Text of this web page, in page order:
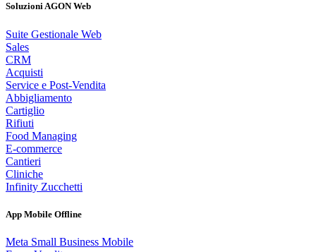
Soluzioni AGON Web
Suite Gestionale Web
Sales
CRM
Acquisti
Service e Post-Vendita
Abbigliamento
Cartiglio
Rifiuti
Food Managing
E-commerce
Cantieri
Cliniche
Infinity Zucchetti
App Mobile Offline
Meta Small Business Mobile